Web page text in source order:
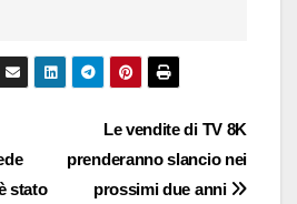
Le vendite di TV 8K
prenderanno slancio nei
prossimi due anni
stato